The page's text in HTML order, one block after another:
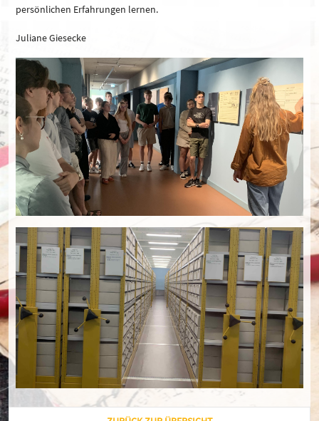
persönlichen Erfahrungen lernen.
Juliane Giesecke